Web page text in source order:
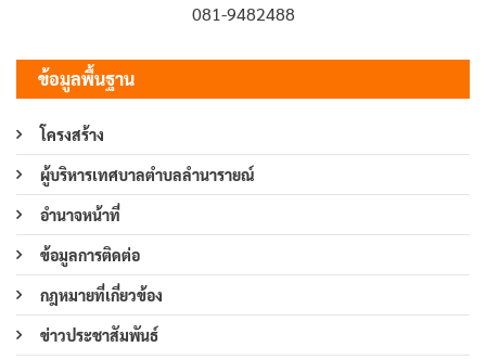
081-9482488
ข้อมูลพื้นฐาน
โครงสร้าง
ผู้บริหารเทศบาลตำบลลำนารายณ์
อำนาจหน้าที่
ข้อมูลการติดต่อ
กฎหมายที่เกี่ยวข้อง
ข่าวประชาสัมพันธ์